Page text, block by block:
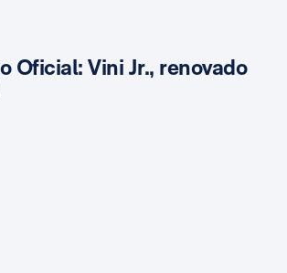
Oficial: Vini Jr., renovado